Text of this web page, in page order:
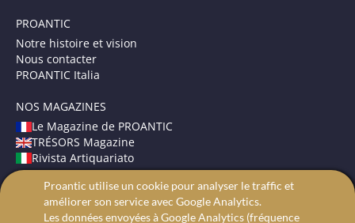
PROANTIC
Notre histoire et vision
Nous contacter
PROANTIC Italia
NOS MAGAZINES
Le Magazine de PROANTIC
TRÉSORS Magazine
Rivista Artiquariato
CONDITIONS GÉNÉRALES
Mentions légales
Proantic utilise un cookie pour analyser le traffic et
améliorer son service avec Google Analytics.
Les données envoyées à Google Analytics (fréquence